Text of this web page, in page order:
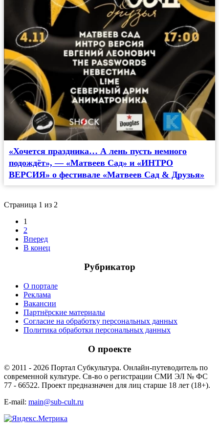
«Хочется праздника… А лень пусть немного
подождёт», — «Матвеев Сад» и «ИНТРО
ВЕРСИЯ» о фестивале «Матвеев Сад & Друзья»
Страница 1 из 2
1
2
Вперед
В конец
Рубрикатор
О портале
Реклама
Вакансии
Партнёрские материалы
Согласие на обработку персональных данных
Политика обработки персональных данных
О проекте
© 2011 - 2026 Портал Субкультура. Онлайн-путеводитель по
современной культуре. Св-во о регистрации СМИ ЭЛ № ФС
77 - 66522. Проект предназначен для лиц старше 18 лет (18+).
E-mail: main@sub-cult.ru